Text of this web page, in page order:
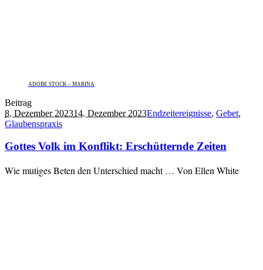
ADOBE STOCK – MARINA
Beitrag
8. Dezember 202314. Dezember 2023Endzeitereignisse, Gebet,
Glaubenspraxis
Gottes Volk im Konflikt: Erschütternde Zeiten
Wie mutiges Beten den Unterschied macht … Von Ellen White